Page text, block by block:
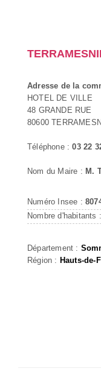
Adresse de la
HOTEL DE VILLE
48 GRANDE RUE
80600
Téléphone :03 22
Nom du Maire : M.
Numéro Insee :
Nombre d'habitants
Département :
Région : Hauts-de-